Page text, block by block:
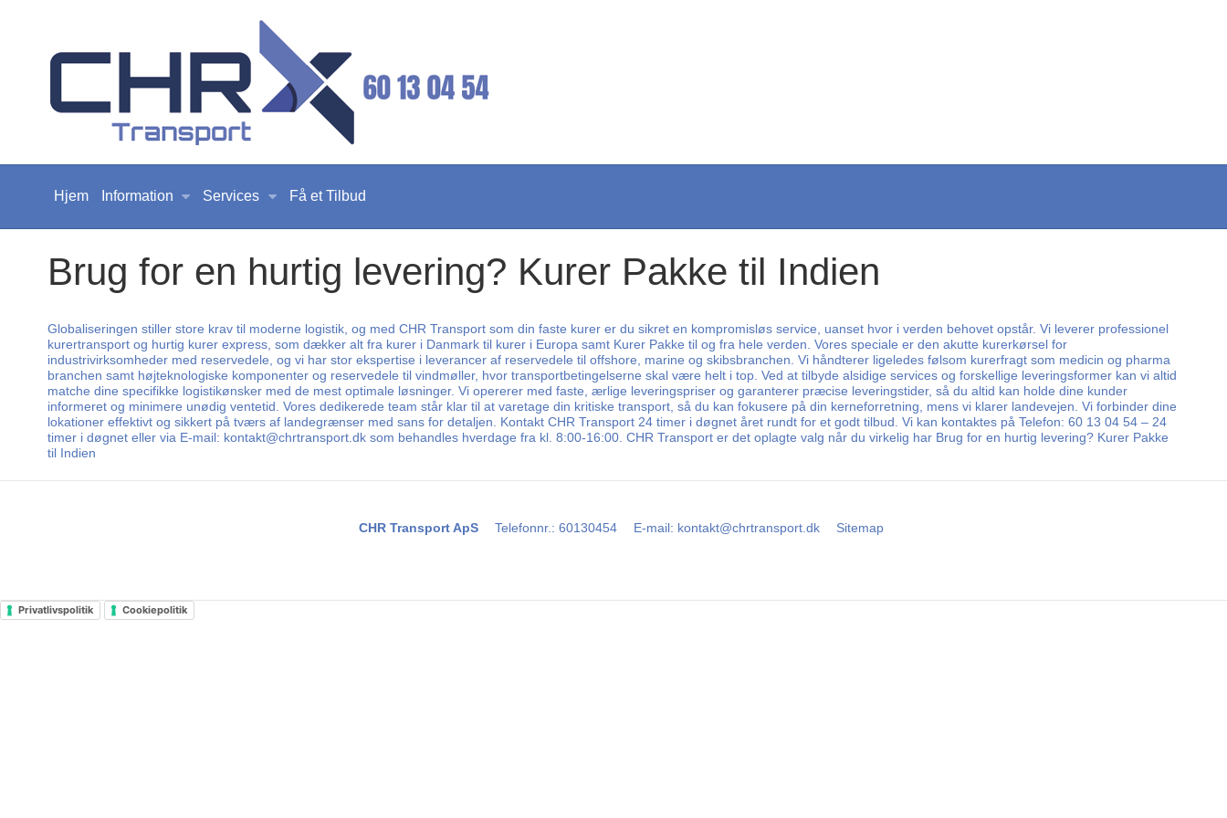
Hjem Information Services Få et Tilbud
Brug for en hurtig levering? Kurer Pakke til Indien
Globaliseringen stiller store krav til moderne logistik, og med CHR Transport som din faste kurer er du sikret en kompromisløs service, uanset hvor i verden behovet opstår. Vi leverer professionel
kurertransport og hurtig kurer express, som dækker alt fra kurer i Danmark til kurer i Europa samt Kurer Pakke til og fra hele verden. Vores speciale er den akutte kurerkørsel for
industrivirksomheder med reservedele, og vi har stor ekspertise i leverancer af reservedele til offshore, marine og skibsbranchen. Vi håndterer ligeledes følsom kurerfragt som medicin og pharma
branchen samt højteknologiske komponenter og reservedele til vindmøller, hvor transportbetingelserne skal være helt i top. Ved at tilbyde alsidige services og forskellige leveringsformer kan vi altid
matche dine specifikke logistikønsker med de mest optimale løsninger. Vi opererer med faste, ærlige leveringspriser og garanterer præcise leveringstider, så du altid kan holde dine kunder
informeret og minimere unødig ventetid. Vores dedikerede team står klar til at varetage din kritiske transport, så du kan fokusere på din kerneforretning, mens vi klarer landevejen. Vi forbinder dine
lokationer effektivt og sikkert på tværs af landegrænser med sans for detaljen. Kontakt CHR Transport 24 timer i døgnet året rundt for et godt tilbud. Vi kan kontaktes på Telefon: 60 13 04 54 – 24
timer i døgnet eller via E-mail: kontakt@chrtransport.dk som behandles hverdage fra kl. 8:00-16:00. CHR Transport er det oplagte valg når du virkelig har Brug for en hurtig levering? Kurer Pakke
til Indien
CHR Transport ApS Telefonnr. : 60130454 E-mail: kontakt@chrtransport.dk Sitemap
Privatlivspolitik Cookiepolitik